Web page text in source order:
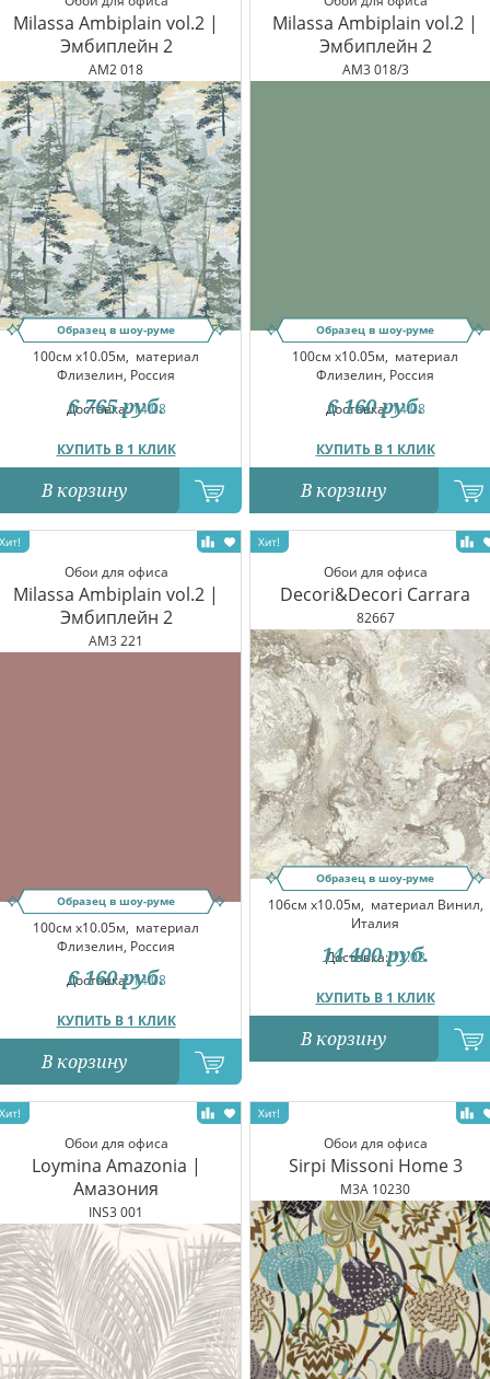
Milassa Ambiplain vol.2 |
Эмбиплейн 2
AM2 018
Образец в шоу-руме
100см x10.05м, материал
Флизелин, Россия
Доставка:14.08
КУПИТЬ В 1 КЛИК
6 765 руб.
В корзину
Milassa Ambiplain vol.2 |
Эмбиплейн 2
AM3 018/3
Образец в шоу-руме
100см x10.05м, материал
Флизелин, Россия
Доставка:14.08
КУПИТЬ В 1 КЛИК
6 160 руб.
В корзину
Обои для офиса
Milassa Ambiplain vol.2 |
Эмбиплейн 2
AM3 221
Образец в шоу-руме
100см x10.05м, материал
Флизелин, Россия
Доставка:14.08
КУПИТЬ В 1 КЛИК
6 160 руб.
В корзину
Обои для офиса
Decori&Decori Carrara
82667
Образец в шоу-руме
106см x10.05м, материал Винил,
Италия
Доставка:12.08
КУПИТЬ В 1 КЛИК
14 400 руб.
В корзину
Обои для офиса
Loymina Amazonia |
Амазония
INS3 001
Обои для офиса
Sirpi Missoni Home 3
M3A 10230